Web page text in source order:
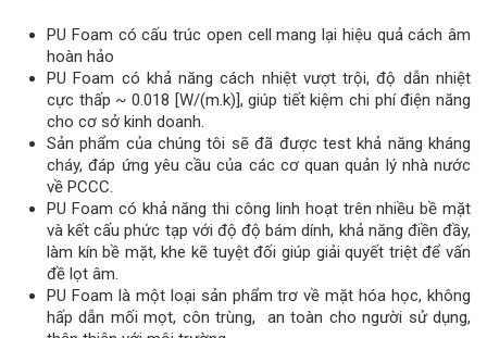
PU Foam có cấu trúc open cell mang lại hiệu quả cách âm
hoàn hảo
PU Foam có khả năng cách nhiệt vượt trội, độ dẫn nhiệt
cực thấp ~ 0.018 [W/(m.k)], giúp tiết kiệm chi phí điện năng
cho cơ sở kinh doanh.
Sản phẩm của chúng tôi sẽ đã được test khả năng kháng
cháy, đáp ứng yêu cầu của các cơ quan quản lý nhà nước
về PCCC.
PU Foam có khả năng thi công linh hoạt trên nhiều bề mặt
và kết cấu phức tạp với độ độ bám dính, khả năng điền đầy,
làm kín bề mặt, khe kẽ tuyệt đối giúp giải quyết triệt để vấn
đề lọt âm.
PU Foam là một loại sản phẩm trơ về mặt hóa học, không
hấp dẫn mối mọt, côn trùng, an toàn cho người sử dụng,